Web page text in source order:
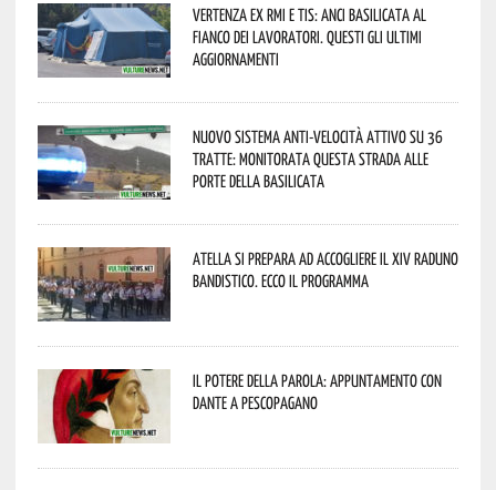
Vertenza ex RMI e TIS: ANCI Basilicata al
fianco dei lavoratori. Questi gli ultimi
aggiornamenti
Nuovo sistema anti-velocità attivo su 36
tratte: monitorata questa strada alle
porte della Basilicata
Atella si prepara ad accogliere il XIV Raduno
Bandistico. Ecco il programma
Il Potere della parola: appuntamento con
Dante a Pescopagano